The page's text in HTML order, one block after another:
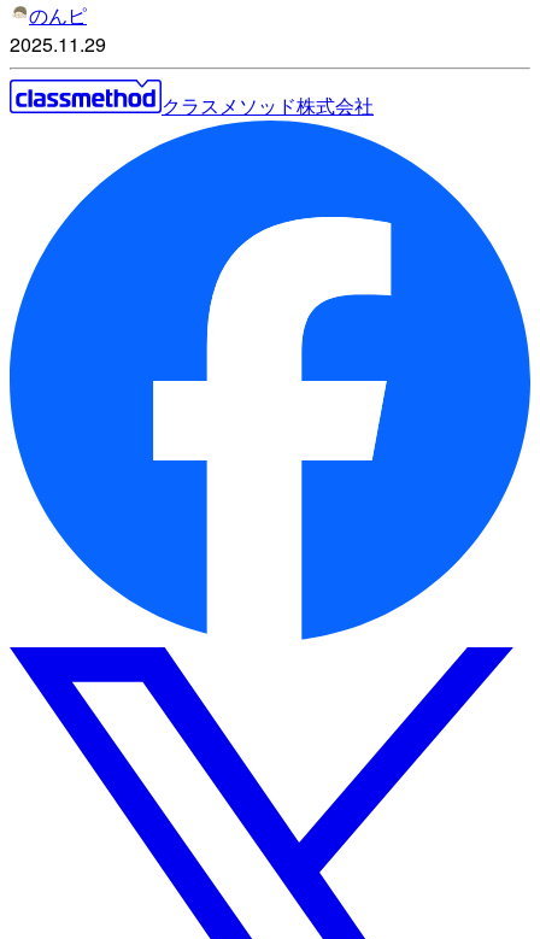
のんピ
2025.11.29
クラスメソッド株式会社